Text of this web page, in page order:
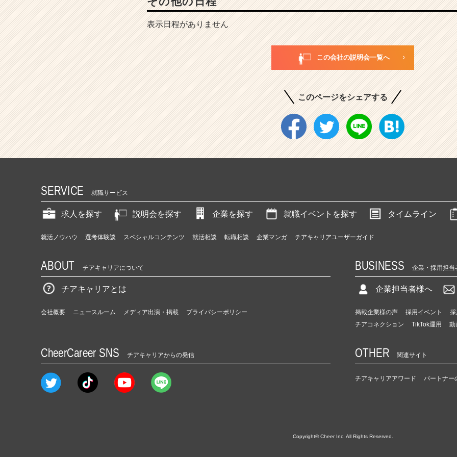
表示日程がありません
この会社の説明会一覧へ
このページをシェアする
SERVICE 就職サービス
求人を探す 説明会を探す 企業を探す 就職イベントを探す タイムライン
就活ノウハウ 選考体験談 スペシャルコンテンツ 就活相談 転職相談 企業マンガ チアキャリアユーザーガイド
ABOUT チアキャリアについて
チアキャリアとは
会社概要 ニュースルーム メディア出演・掲載 プライバシーポリシー
BUSINESS 企業・採用担当
企業担当者様へ
掲載企業様の声 採用イベント
チアコネクション
TikTok運用 動
CheerCareer SNS チアキャリアからの発信 OTHER 関連サイト
チアキャリアアワード パートナー
Copyright© Cheer Inc. All Rights Reserved.